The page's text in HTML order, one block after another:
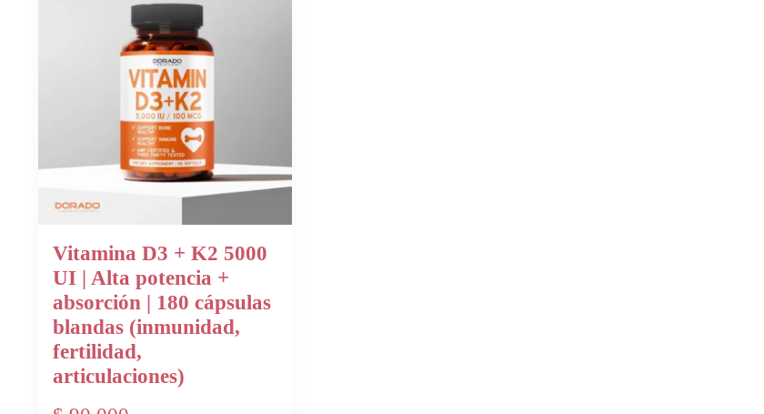
Vitamina D3 + K2 5000
UI | Alta potencia +
absorción | 180 cápsulas
blandas (inmunidad,
fertilidad,
articulaciones)